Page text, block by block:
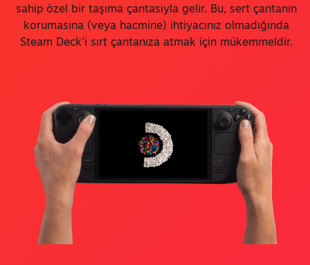
sahip özel bir taşıma çantasıyla gelir. Bu, sert çantanın
korumasına (veya hacmine) ihtiyacınız olmadığında
Steam Deck'i sırt çantanıza atmak için mükemmeldir.